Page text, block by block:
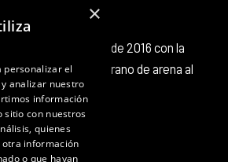
nace en octubre de 2016 con la
nuestro pequeño grano de arena al
Y
o
u
L
i
n
T
k
×
personalizar el
analizar nuestro
información
sitio con nuestros
quienes
información
o que hayan